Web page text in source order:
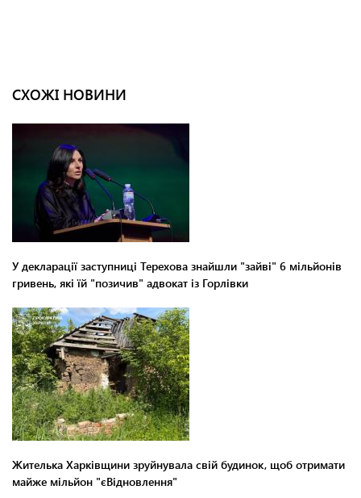
СХОЖІ НОВИНИ
У декларації заступниці Терехова знайшли "зайві" 6 мільйонів
гривень, які їй "позичив" адвокат із Горлівки
Жителька Харківщини зруйнувала свій будинок, щоб отримати
майже мільйон "єВідновлення"